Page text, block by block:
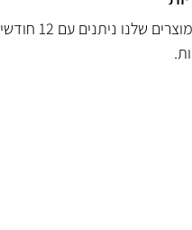
כל המוצרים שלנו ניתנים עם 12 חודשי